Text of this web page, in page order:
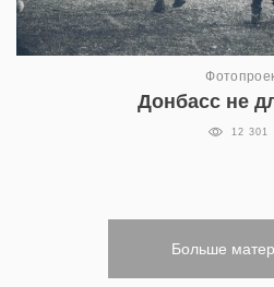
Донбасс не
12 301
Больше